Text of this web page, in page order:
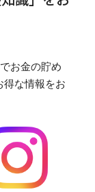
お金の貯め
得な情報をお